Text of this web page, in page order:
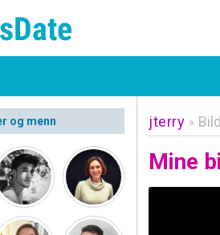
og menn jterry »
Mine